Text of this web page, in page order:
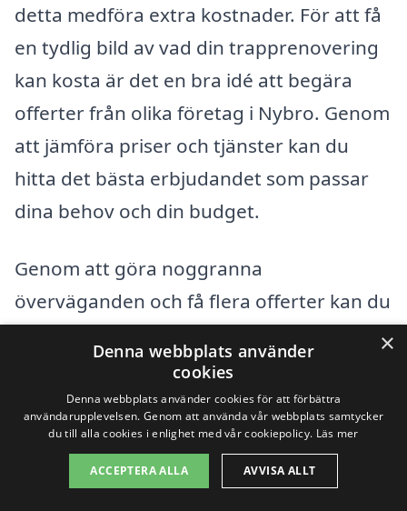
detta medföra extra kostnader. För att få
en tydlig bild av vad din trapprenovering
kan kosta är det en bra idé att begära
offerter från olika företag i Nybro. Genom
att jämföra priser och tjänster kan du
hitta det bästa erbjudandet som passar
dina behov och din budget.
Genom att göra noggranna
överväganden och få flera offerter kan du
kvalitativ trapprenovering i Nybro, men
också att det sker inom din budget.
Använd plattformar som
trapprenovering-pris.se för att enkelt och
×
Denna webbplats använder
cookies
Denna webbplats använder cookies för att förbättra
användarupplevelsen. Genom att använda vår webbplats samtycker
du till alla cookies i enlighet med vår cookiepolicy. Läs mer
ACCEPTERA ALLA AVVISA ALLT